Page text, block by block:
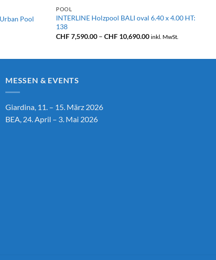
Pool
POOL
INTERLINE Holzpool BALI oval 6.40 x 4.00 HT:
138
CHF7,590.00 –CHF 10,690.00Preisspanne:
inkl. MwSt.
MESSEN & EVENTS
Giardina, 11. – 15. März 2026
BEA, 24. April – 3. Mai 2026